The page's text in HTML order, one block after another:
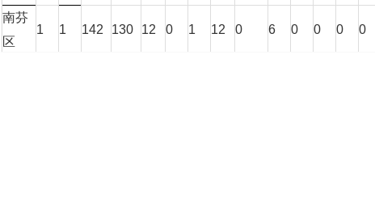
南芬
区
1 1 142 130 12 0 1 12 0 6 0 0 0 0